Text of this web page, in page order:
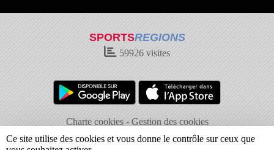
SPORTSREGIONS
59926 visites
Charte cookies
Gestion des cookies
Informations légales
Signaler un contenu inapproprié
Ce site utilise des cookies et vous donne le contrôle sur ceux que